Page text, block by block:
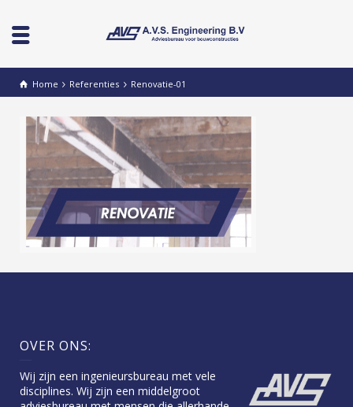
Home Referenties Renovatie-01
OVER ONS:
Wij zijn een ingenieursbureau met vele
disciplines. Wij zijn een middelgroot